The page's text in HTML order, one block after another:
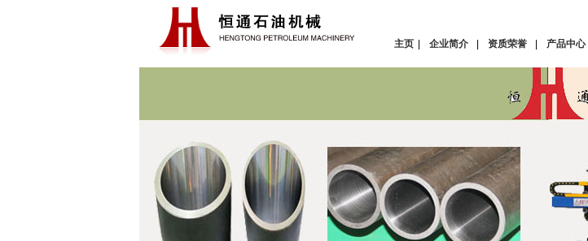
主页 企业简介 资质荣誉 产品中心